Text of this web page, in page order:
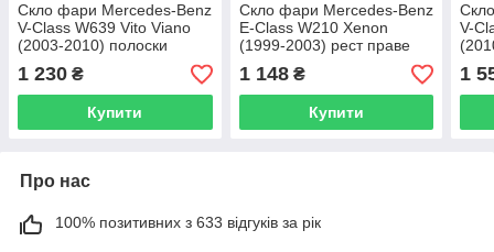
Скло фари Mercedes-Benz
V-Class W639 Vito Viano
(2003-2010) полоски
дорест праве
1 230 ₴
Купити
Скло фари Mercedes-Benz
E-Class W210 Xenon
(1999-2003) рест праве
1 148₴
Купити
V-
1
Про нас
100% позитивних з 633 відгуків за рік